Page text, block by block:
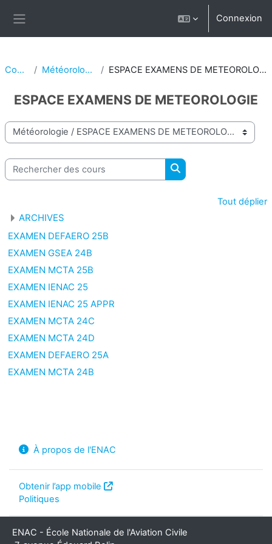
Connexion
Cours Météorologie ESPACE EXAMENS DE METEOROLOGIE
ESPACE EXAMENS DE METEOROLOGIE
Catégories de cours
Rechercher des cours
Rechercher des cours
Tout déplier
ARCHIVES
EXAMEN DEFAERO 25B
EXAMEN GSEA 24B
EXAMEN MCTA 25B
EXAMEN IENAC 25
EXAMEN IENAC 25 APPR
EXAMEN MCTA 24C
EXAMEN MCTA 24D
EXAMEN DEFAERO 25A
EXAMEN MCTA 24B
À propos de l'ENAC
Obtenir l’app mobile
Politiques
ENAC - École Nationale de l'Aviation Civile